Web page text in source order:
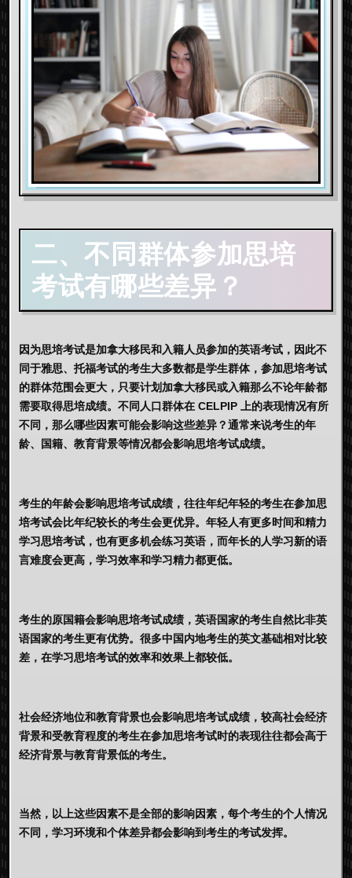
二、不同群体参加思培
考试有哪些差异？
因为思培考试是加拿大移民和入籍人员参加的英语考试，因此不
同于雅思、托福考试的考生大多数都是学生群体，参加思培考试
的群体范围会更大，只要计划加拿大移民或入籍那么不论年龄都
需要取得思培成绩。不同人口群体在 CELPIP 上的表现情况有所
不同，那么哪些因素可能会影响这些差异？通常来说考生的年
龄、国籍、教育背景等情况都会影响思培考试成绩。
考生的年龄会影响思培考试成绩，往往年纪年轻的考生在参加思
培考试会比年纪较长的考生会更优异。年轻人有更多时间和精力
学习思培考试，也有更多机会练习英语，而年长的人学习新的语
言难度会更高，学习效率和学习精力都更低。
考生的原国籍会影响思培考试成绩，英语国家的考生自然比非英
语国家的考生更有优势。很多中国内地考生的英文基础相对比较
差，在学习思培考试的效率和效果上都较低。
社会经济地位和教育背景也会影响思培考试成绩，较高社会经济
背景和受教育程度的考生在参加思培考试时的表现往往都会高于
经济背景与教育背景低的考生。
当然，以上这些因素不是全部的影响因素，每个考生的个人情况
不同，学习环境和个体差异都会影响到考生的考试发挥。